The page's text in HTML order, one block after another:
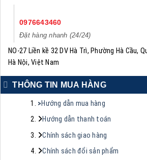
0976643460
Đặt hàng nhanh (24/24)
NO-27 Liền kề 32 DV Hà Trì, Phường Hà Cầu,
Hà Nội, Việt Nam
THÔNG TIN MUA HÀNG
>Hướng dẫn mua hàng
Hướng dẫn thanh toán
Chính sách giao hàng
Chính sách đổi sản phẩm